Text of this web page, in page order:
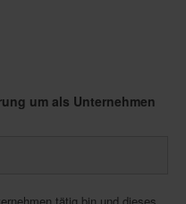
um als Unternehmen